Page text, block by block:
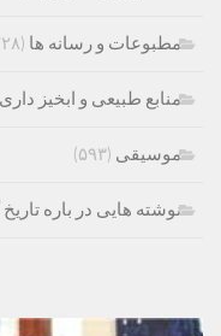
مطبوعات و رسانه ها (۶,۷۲۸)
منابع طبیعی و ابخیز داری
موسیقی (۵۹۳)
نوشته هایی در باره